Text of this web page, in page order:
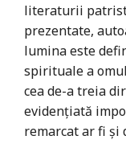
literaturii
prezentate,
lumina este
spirituale a
cea de-a treia
evidențiată
remarcat ar fi și